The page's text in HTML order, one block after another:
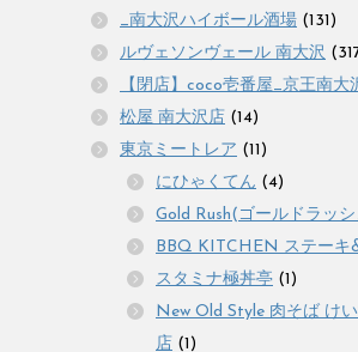
_南大沢ハイボール酒場 (131)
ルヴェソンヴェール 南大沢
【閉店】coco壱番屋_京王南大
松屋 南大沢店 (14)
東京ミートレア (11)
にひゃくてん (4)
Gold Rush(ゴールドラッ
BBQ KITCHEN ステーキ
スタミナ極丼亭 (1)
New Old Style 肉そば け
店 (1)